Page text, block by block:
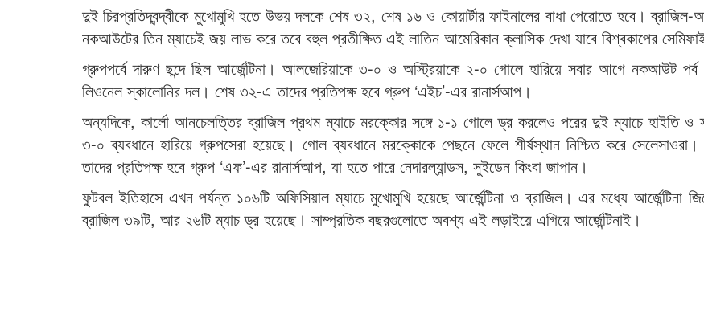
দুই চিরপ্রতিদ্বন্দ্বীকে মুখোমুখি হতে উভয় দলকে শেষ ৩২, শেষ ১৬ ও কোয়ার্টার ফাইনালের বাধা পেরোতে হবে। ব্রাজিল-
নকআউটের তিন ম্যাচেই জয় লাভ করে তবে বহুল প্রতীক্ষিত এই লাতিন আমেরিকান ক্লাসিক দেখা যাবে বিশ্বকাপের
গ্রুপপর্বে দারুণ ছন্দে ছিল আর্জেন্টিনা। আলজেরিয়াকে ৩-০ ও অস্ট্রিয়াকে ২-০ গোলে হারিয়ে সবার আগে নকআউট পর্ব
লিওনেল স্কালোনির দল। শেষ ৩২-এ তাদের প্রতিপক্ষ হবে গ্রুপ ‘এইচ’-এর রানার্সআপ।
অন্যদিকে, কার্লো আনচেলত্তির ব্রাজিল প্রথম ম্যাচে মরক্কোর সঙ্গে ১-১ গোলে ড্র করলেও পরের দুই ম্যাচে হাইতি ও
৩-০ ব্যবধানে হারিয়ে গ্রুপসেরা হয়েছে। গোল ব্যবধানে মরক্কোকে পেছনে ফেলে শীর্ষস্থান নিশ্চিত করে
তাদের প্রতিপক্ষ হবে গ্রুপ ‘এফ’-এর রানার্সআপ, যা হতে পারে নেদারল্যান্ডস, সুইডেন কিংবা জাপান।
ফুটবল ইতিহাসে এখন পর্যন্ত ১০৬টি অফিসিয়াল ম্যাচে মুখোমুখি হয়েছে আর্জেন্টিনা ও ব্রাজিল। এর মধ্যে আর্জেন্টিনা
ব্রাজিল ৩৯টি, আর ২৬টি ম্যাচ ড্র হয়েছে। সাম্প্রতিক বছরগুলোতে অবশ্য এই লড়াইয়ে এগিয়ে আর্জেন্টিনাই।